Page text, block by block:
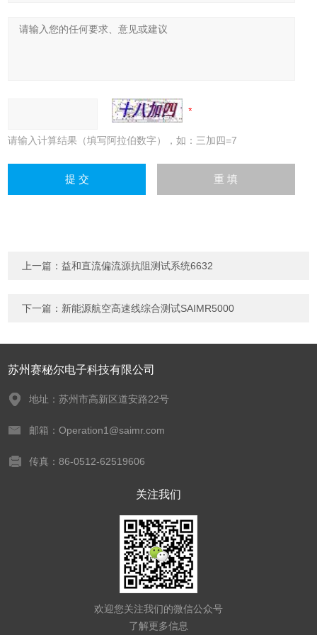
请输入计算结果（填写阿拉伯数字），如：三加四=7
上一篇：益和直流偏流源抗阻测试系统6632
下一篇： 新能源航空高速线综合测试SAIMR5000
苏州赛秘尔电子科技有限公司
地址：苏州市高新区道安路22号
邮箱：Operation1@saimr.com
传真：86-0512-62519606
关注我们
欢迎您关注我们的微信公众号
了解更多信息